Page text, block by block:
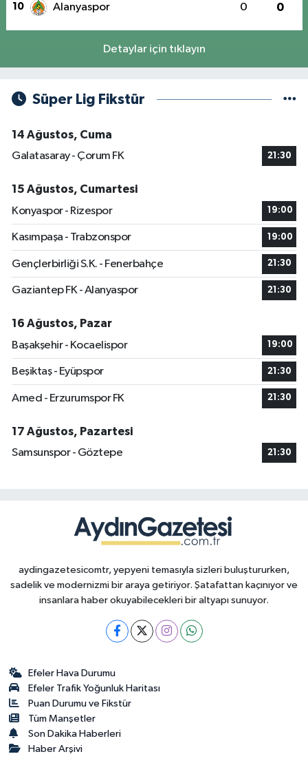
10 Alanyaspor 0 0
Detaylar için tıklayın
Süper Lig Fikstür
14 Ağustos, Cuma
Galatasaray - Çorum FK
21:30
15 Ağustos, Cumartesi
Konyaspor - Rizespor
19:00
Kasımpaşa - Trabzonspor 19:00
Gençlerbirliği S.K. - Fenerbahçe 21:30
Gaziantep FK - Alanyaspor 21:30
16 Ağustos, Pazar
Başakşehir - Kocaelispor
19:00
Beşiktaş - Eyüpspor 21:30
Amed - Erzurumspor FK 21:30
17 Ağustos, Pazartesi
Samsunspor - Göztepe
21:30
aydingazetesicomtr, yepyeni temasıyla sizleri buluştururken,
sadelik ve modernizmi bir araya getiriyor. Şatafattan kaçınıyor ve
insanlara haber okuyabilecekleri bir altyapı sunuyor.
Efeler Hava Durumu
Efeler Trafik Yoğunluk Haritası
Puan Durumu ve Fikstür
Tüm Manşetler
Son Dakika Haberleri
Haber Arşivi